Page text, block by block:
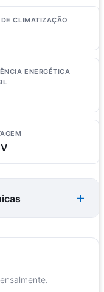
CLIMATIZAÇÃO
ENERGÉTICA